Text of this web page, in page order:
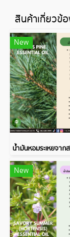
สินค้าเกี่ยวข้
New
New